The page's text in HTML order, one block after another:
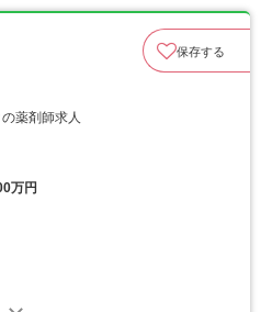
保存する
薬剤師求人
万円